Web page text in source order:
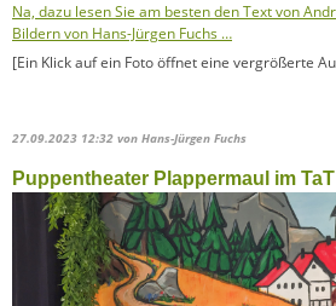
Na, dazu lesen Sie am besten den Text von
Bildern von Hans-Jürgen Fuchs …
[Ein Klick auf ein Foto öffnet eine vergrößerte
27.09.2023 12:32 von Hans-Jürgen Fuchs
Puppentheater Plappermaul im TaT